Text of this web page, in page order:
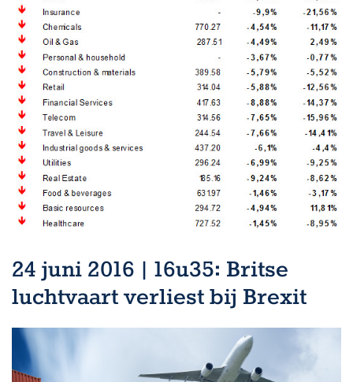
24 juni 2016 | 16u35: Britse
luchtvaart verliest bij Brexit